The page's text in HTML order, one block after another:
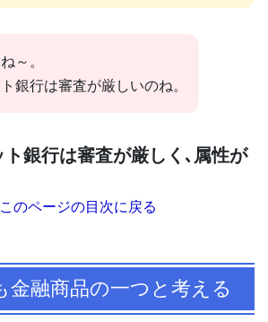
～。
銀行は審査が厳しいのね。
銀行は審査が厳しく､属性が
このページの目次に戻る
金融商品の一つと考える